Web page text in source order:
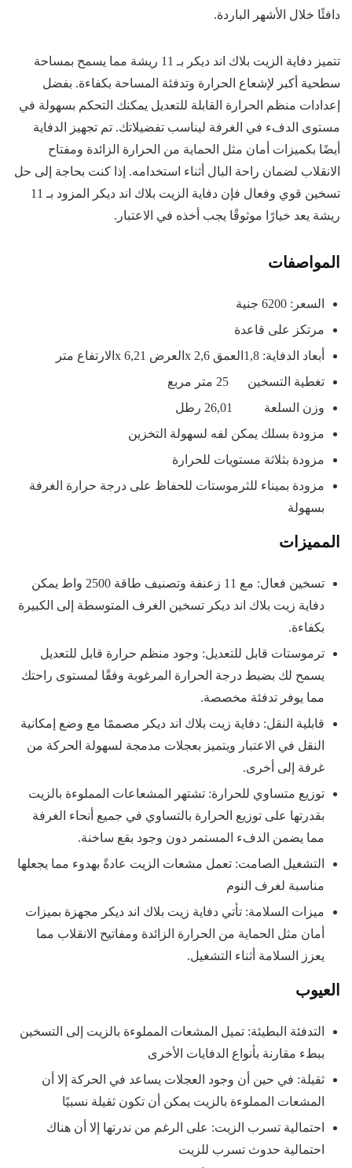
دافئًا خلال الأشهر الباردة.
تتميز دفاية الزيت بلاك اند ديكر بـ 11 ريشة مما يسمح بمساحة
سطحية أكبر لإشعاع الحرارة وتدفئة المساحة بكفاءة. بفضل
إعدادات منظم الحرارة القابلة للتعديل يمكنك التحكم بسهولة في
مستوى الدفء في الغرفة ليناسب تفضيلاتك. تم تجهيز الدفاية
أيضًا بكميزات أمان مثل الحماية من الحرارة الزائدة ومفتاح
الانقلاب لضمان راحة البال أثناء استخدامه. إذا كنت بحاجة إلى حل
تسخين قوي وفعال فإن دفاية الزيت بلاك اند ديكر المزود بـ 11
ريشة يعد خيارًا موثوقًا يجب أخذه في الاعتبار.
المواصفات
السعر: 6200 جنية
مرتكز على قاعدة
أبعاد الدفاية: 1,8العمق x 2,6العرض x 6,21الارتفاع متر
تغطية التسخين 25 متر مربع
وزن السلعة 26,01 رطل
مزودة بسلك يمكن لفه لسهولة التخزين
مزودة بثلاثة مستويات للحرارة
مزودة بميناء للثرموستات للحفاظ على درجة حرارة الغرفة
بسهولة
المميزات
تسخين فعال: مع 11 زعنفة وتصنيف طاقة 2500 واط يمكن
دفاية زيت بلاك اند ديكر تسخين الغرف المتوسطة إلى الكبيرة
بكفاءة.
ترموستات قابل للتعديل: وجود منظم حرارة قابل للتعديل
يسمح لك بضبط درجة الحرارة المرغوبة وفقًا لمستوى راحتك
مما يوفر تدفئة مخصصة.
قابلية النقل: دفاية زيت بلاك اند ديكر مصممًا مع وضع إمكانية
النقل في الاعتبار ويتميز بعجلات مدمجة لسهولة الحركة من
غرفة إلى أخرى.
توزيع متساوي للحرارة: تشتهر المشعاعات المملوءة بالزيت
بقدرتها على توزيع الحرارة بالتساوي في جميع أنحاء الغرفة
مما يضمن الدفء المستمر دون وجود بقع ساخنة.
التشغيل الصامت: تعمل مشعات الزيت عادةً بهدوء مما يجعلها
مناسبة لغرف النوم
ميزات السلامة: تأتي دفاية زيت بلاك اند ديكر مجهزة بميزات
أمان مثل الحماية من الحرارة الزائدة ومفاتيح الانقلاب مما
يعزز السلامة أثناء التشغيل.
العيوب
التدفئة البطيئة: تميل المشعات المملوءة بالزيت إلى التسخين
ببطء مقارنة بأنواع الدفايات الأخرى
ثقيلة: في حين أن وجود العجلات يساعد في الحركة إلا أن
المشعات المملوءة بالزيت يمكن أن تكون ثقيلة نسبيًا
احتمالية تسرب الزيت: على الرغم من ندرتها إلا أن هناك
احتمالية حدوث تسرب للزيت